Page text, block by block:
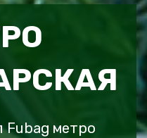
Fubag метро